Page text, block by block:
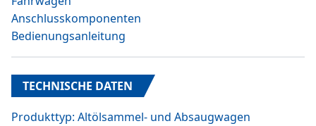
Anschlusskomponenten
Bedienungsanleitung
TECHNISCHE DATEN
Produkttyp: Altölsammel- und Absaugwagen